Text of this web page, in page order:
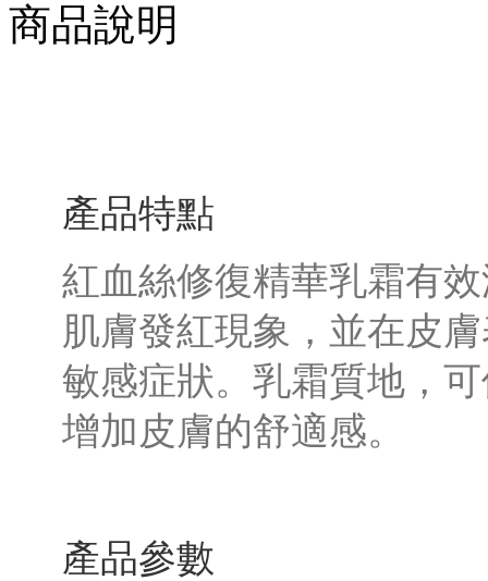
商品說明
產品特點
紅血絲修復精華乳霜有
肌膚發紅現象，並在皮
敏感症狀。乳霜質地，
增加皮膚的舒適感。
產品參數